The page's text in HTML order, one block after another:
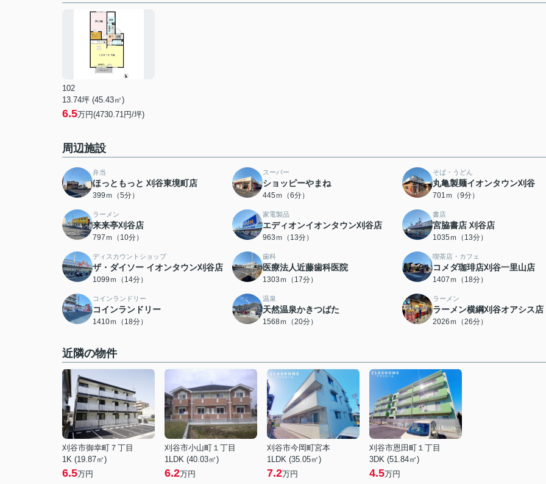
102
13.74坪 (45.43㎡)
6.5万円(4730.71円/坪)
周辺施設
弁当
ほっともっと 刈谷東境町店
399ｍ（5分）
スーパー
ショッピーやまね
445ｍ（6分）
そば・うどん
丸亀製麺イオンタウン刈谷
701ｍ（9分）
ラーメン
来来亭刈谷店
797ｍ（10分）
家電製品
エディオンイオンタウン刈谷店
963ｍ（13分）
書店
宮脇書店 刈谷店
1035ｍ（13分）
ディスカウントショップ
ザ・ダイソー イオンタウン刈谷店
1099ｍ（14分）
歯科
医療法人近藤歯科医院
1303ｍ（17分）
喫茶店・カフェ
コメダ珈琲店刈谷一里山店
1407ｍ（18分）
コインランドリー
コインランドリー
1410ｍ（18分）
温泉
天然温泉かきつばた
1568ｍ（20分）
ラーメン
ラーメン横綱刈谷オアシス店
2026ｍ（26分）
近隣の物件
刈谷市御幸町７丁目
1K (19.87㎡)
6.5万円
刈谷市小山町１丁目
1LDK (40.03㎡)
6.2万円
刈谷市今岡町宮本
1LDK (35.05㎡)
7.2万円
刈谷市恩田町１丁目
3DK (51.84㎡)
4.5万円